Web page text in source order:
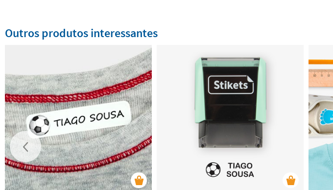
Outros produtos interessantes